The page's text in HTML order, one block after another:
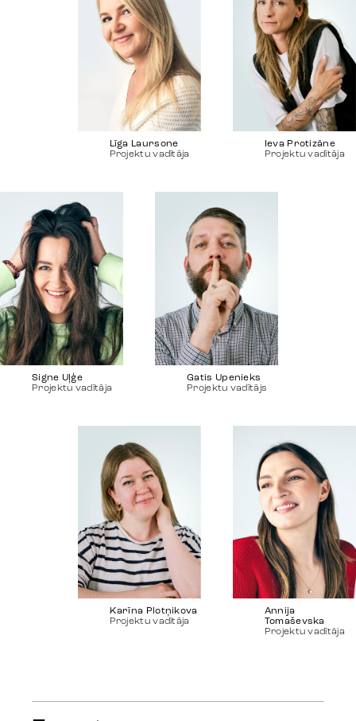
Līga Laursone
Projektu vadītāja
Ieva Protizāne
Projektu vadītāja
Signe Uļģe
Projektu vadītāja
Gatis Upenieks
Projektu vadītājs
Karīna Plotņikova
Projektu vadītāja
Annija
Tomaševska
Projektu vadītāja